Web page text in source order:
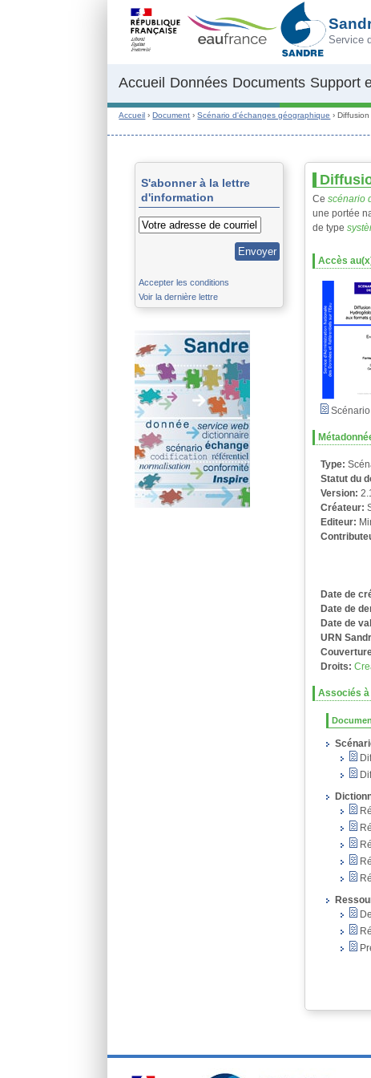
Service
Accueil Données Documents Support
Accueil ›Document ›Scénario d'échanges géographique ›
S'abonner à la lettre
d'information
Accepter les conditions
Voir la dernière lettre
Cescénario
une portée
de type
Accès
Type:
Statut du
Version:2.1
Créateur:
Editeur:
Date de
Date de
Date de
URN
Droits:
Associés